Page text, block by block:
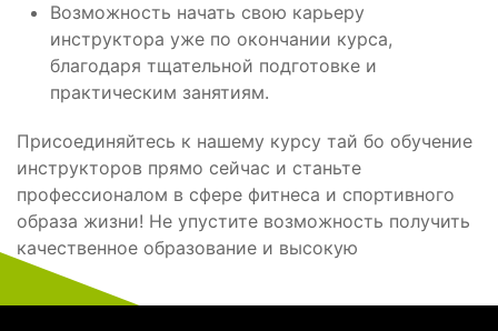
Возможность начать свою карьеру
инструктора уже по окончании курса,
благодаря тщательной подготовке и
практическим занятиям.
Присоединяйтесь к нашему курсу тай бо обучение
инструкторов прямо сейчас и станьте
профессионалом в сфере фитнеса и спортивного
образа жизни! Не упустите возможность получить
качественное образование и высокую